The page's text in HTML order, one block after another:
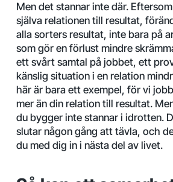
Men det stannar inte där.
själva relationen till resultat,
alla sorters resultat, inte bara på
som gör en förlust mindre
ett svårt samtal på jobbet, ett
känslig situation i en relation
här är bara ett exempel, för vi
mer än din relation till resultat.
du bygger inte stannar i idrotten.
slutar någon gång att tävla, och
du med dig in i nästa del av livet.